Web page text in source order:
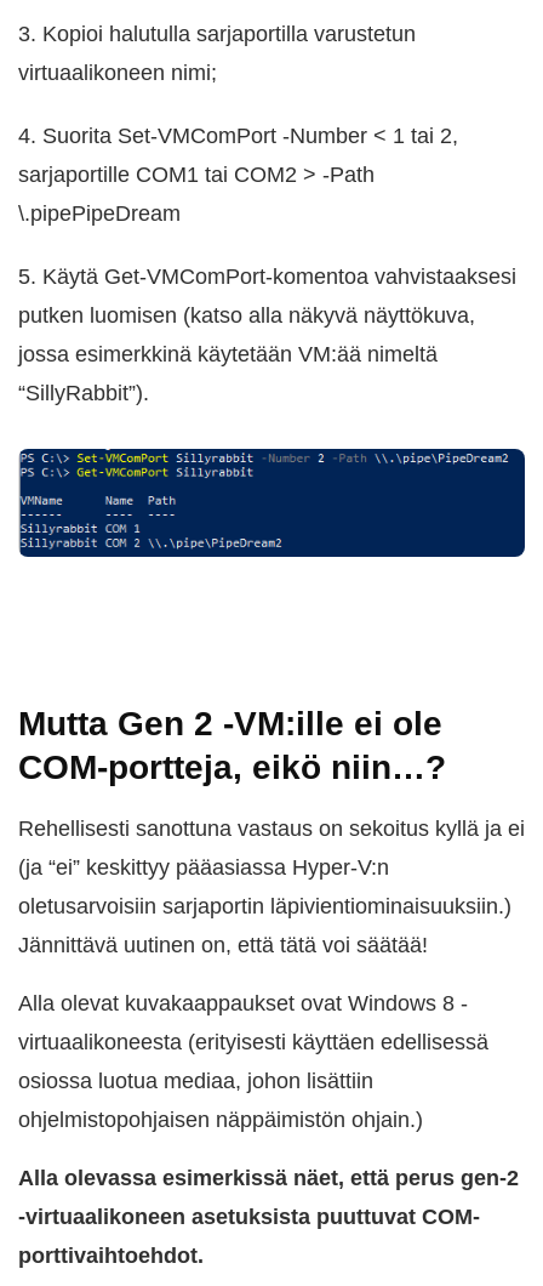
3. Kopioi halutulla sarjaportilla varustetun
virtuaalikoneen nimi;
4. Suorita Set-VMComPort -Number < 1 tai 2,
sarjaportille COM1 tai COM2 > -Path
\.pipePipeDream
5. Käytä Get-VMComPort-komentoa vahvistaaksesi
putken luomisen (katso alla näkyvä näyttökuva,
jossa esimerkkinä käytetään VM:ää nimeltä
“SillyRabbit”).
Mutta Gen 2 -VM:ille ei ole
COM-portteja, eikö niin…?
Rehellisesti sanottuna vastaus on sekoitus kyllä ja ei
(ja “ei” keskittyy pääasiassa Hyper-V:n
oletusarvoisiin sarjaportin läpivientiominaisuuksiin.)
Jännittävä uutinen on, että tätä voi säätää!
Alla olevat kuvakaappaukset ovat Windows 8 -
virtuaalikoneesta (erityisesti käyttäen edellisessä
osiossa luotua mediaa, johon lisättiin
ohjelmistopohjaisen näppäimistön ohjain.)
Alla olevassa esimerkissä näet, että perus gen-2
-virtuaalikoneen asetuksista puuttuvat COM-
porttivaihtoehdot.